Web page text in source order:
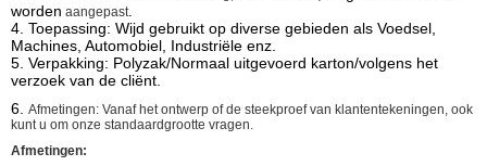
worden aangepast
4. Toepassing: Wijd gebruikt op diverse gebieden als Voedsel,
Machines, Automobiel, Industriële enz.
5. Verpakking: Polyzak/Normaal uitgevoerd karton/volgens het
verzoek van de cliënt.
6. Afmetingen: Vanaf het ontwerp of de steekproef van klantentekeningen, ook
kunt u om onze standaardgrootte vragen.
Afmetingen: